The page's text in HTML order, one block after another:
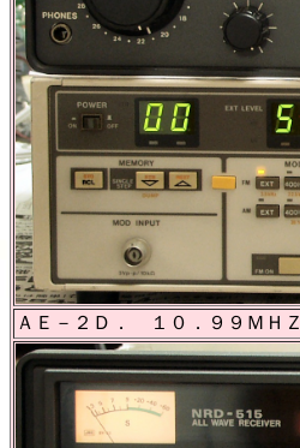
ＡＥ－２Ｄ． １０．９９ＭＨＺ